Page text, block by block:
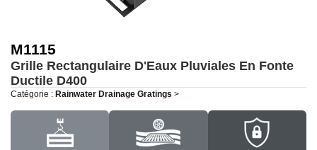
M1115
Grille Rectangulaire D'Eaux Pluviales En Fonte
Ductile D400
Catégorie : Rainwater Drainage Gratings >